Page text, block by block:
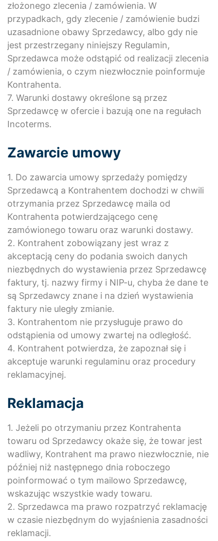
złożonego zlecenia / zamówienia. W
przypadkach, gdy zlecenie / zamówienie budzi
uzasadnione obawy Sprzedawcy, albo gdy nie
jest przestrzegany niniejszy Regulamin,
Sprzedawca może odstąpić od realizacji zlecenia
/ zamówienia, o czym niezwłocznie poinformuje
Kontrahenta.
7. Warunki dostawy określone są przez
Sprzedawcę w ofercie i bazują one na regułach
Incoterms.
Zawarcie umowy
1. Do zawarcia umowy sprzedaży pomiędzy
Sprzedawcą a Kontrahentem dochodzi w chwili
otrzymania przez Sprzedawcę maila od
Kontrahenta potwierdzającego cenę
zamówionego towaru oraz warunki dostawy.
2. Kontrahent zobowiązany jest wraz z
akceptacją ceny do podania swoich danych
niezbędnych do wystawienia przez Sprzedawcę
faktury, tj. nazwy firmy i NIP-u, chyba że dane te
są Sprzedawcy znane i na dzień wystawienia
faktury nie uległy zmianie.
3. Kontrahentom nie przysługuje prawo do
odstąpienia od umowy zwartej na odległość.
4. Kontrahent potwierdza, że zapoznał się i
akceptuje warunki regulaminu oraz procedury
reklamacyjnej.
Reklamacja
1. Jeżeli po otrzymaniu przez Kontrahenta
towaru od Sprzedawcy okaże się, że towar jest
wadliwy, Kontrahent ma prawo niezwłocznie, nie
później niż następnego dnia roboczego
poinformować o tym mailowo Sprzedawcę,
wskazując wszystkie wady towaru.
2. Sprzedawca ma prawo rozpatrzyć reklamację
w czasie niezbędnym do wyjaśnienia zasadności
reklamacji.